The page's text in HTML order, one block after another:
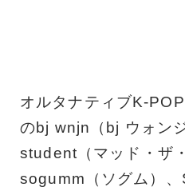
オルタナティブK-
のbj wnjn（bj ウォン
student（マッド・ザ
sogumm（ソグム）